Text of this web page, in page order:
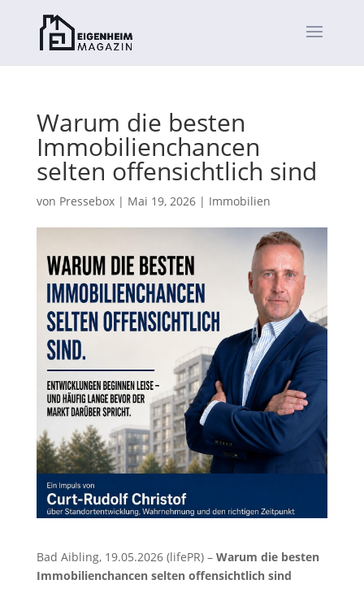
Warum die besten
Immobilienchancen
selten offensichtlich sind
von Pressebox| Mai 19, 2026| Immobilien
Bad Aibling, 19.05.2026 (lifePR) – Warum die besten
Immobilienchancen selten offensichtlich sind